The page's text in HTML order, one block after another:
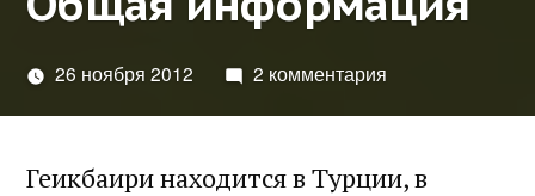
26 ноября 2012 2 комментария
Геикбаири находится в Турции, в